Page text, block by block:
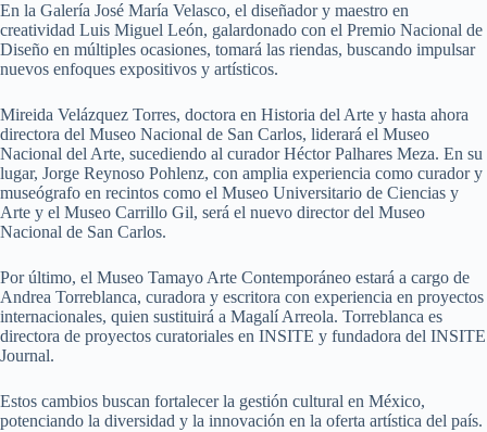
En la Galería José María Velasco, el diseñador y maestro en
creatividad Luis Miguel León, galardonado con el Premio Nacional de
Diseño en múltiples ocasiones, tomará las riendas, buscando impulsar
nuevos enfoques expositivos y artísticos.
Mireida Velázquez Torres, doctora en Historia del Arte y hasta ahora
directora del Museo Nacional de San Carlos, liderará el Museo
Nacional del Arte, sucediendo al curador Héctor Palhares Meza. En su
lugar, Jorge Reynoso Pohlenz, con amplia experiencia como curador y
museógrafo en recintos como el Museo Universitario de Ciencias y
Arte y el Museo Carrillo Gil, será el nuevo director del Museo
Nacional de San Carlos.
Por último, el Museo Tamayo Arte Contemporáneo estará a cargo de
Andrea Torreblanca, curadora y escritora con experiencia en proyectos
internacionales, quien sustituirá a Magalí Arreola. Torreblanca es
directora de proyectos curatoriales en INSITE y fundadora del INSITE
Journal.
Estos cambios buscan fortalecer la gestión cultural en México,
potenciando la diversidad y la innovación en la oferta artística del país.